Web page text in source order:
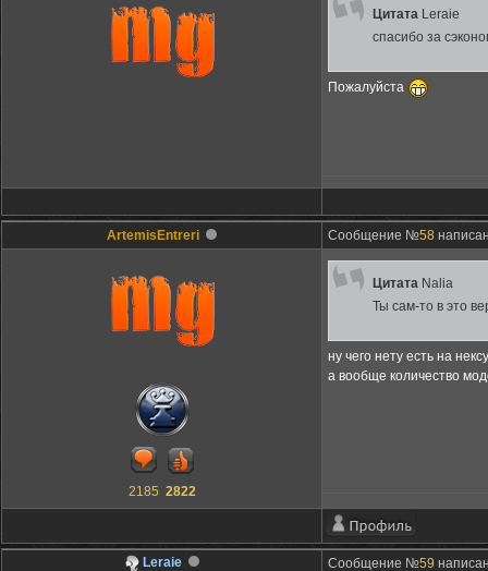
Цитата Leraie
спасибо за
Пожалуйста
ArtemisEntreri Сообщение №58
2185 2822
Цитата Nalia
Ты сам-то в это
ну чего нету есть на
а вообще количество
Leraie Сообщение №59